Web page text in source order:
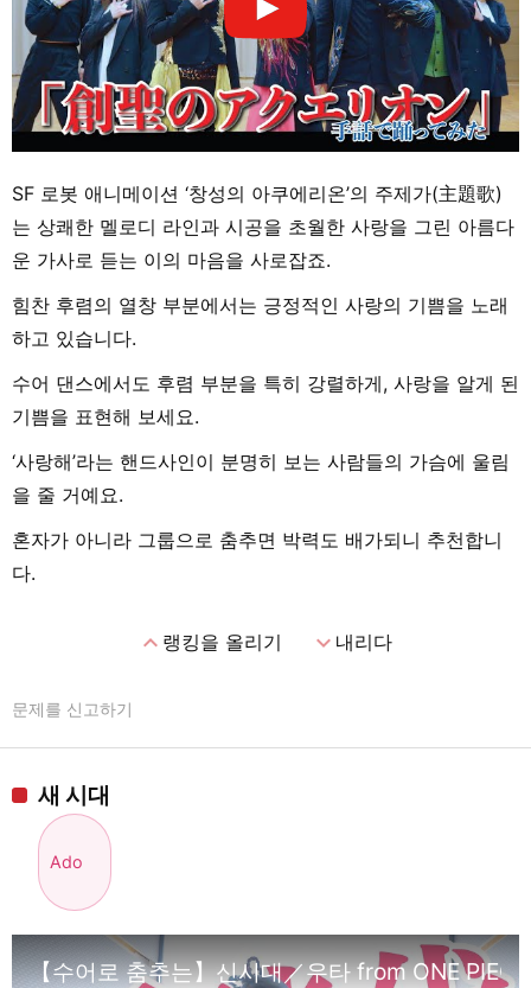
SF 로봇 애니메이션 ‘창성의 아쿠에리온’의 주제가(主題歌)
는 상쾌한 멜로디 라인과 시공을 초월한 사랑을 그린 아름다
운 가사로 듣는 이의 마음을 사로잡죠.
힘찬 후렴의 열창 부분에서는 긍정적인 사랑의 기쁨을 노래
하고 있습니다.
수어 댄스에서도 후렴 부분을 특히 강렬하게, 사랑을 알게 된
기쁨을 표현해 보세요.
‘사랑해’라는 핸드사인이 분명히 보는 사람들의 가슴에 울림
을 줄 거예요.
혼자가 아니라 그룹으로 춤추면 박력도 배가되니 추천합니
다.
expand_less랭킹을 올리기 expand_more내리다
문제를 신고하기
새 시대
Ado
【수어로 춤추는】신시대／우타 from ONE